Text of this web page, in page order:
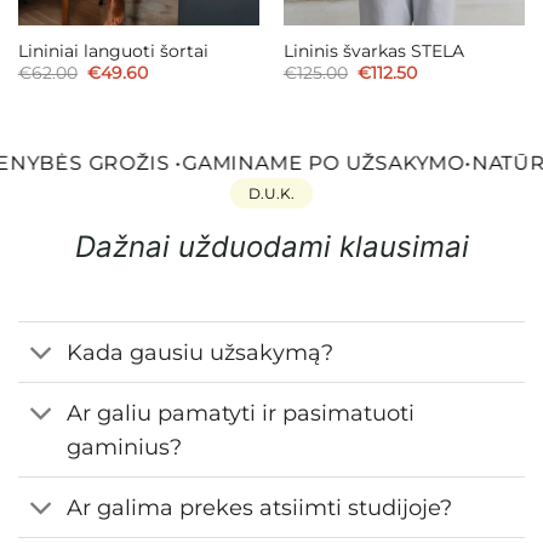
Lininiai languoti šortai
€62.00 Original
€49.60Current
Lininis švarkas STELA
€125.00 Original
€112.50Current
GROŽIS• GAMINAME PO UŽSAKYMO•
D.U.K.
Dažnai užduodami klausimai
Kada gausiu užsakymą?
Ar galiu pamatyti ir pasimatuoti
gaminius?
Ar galima prekes atsiimti studijoje?